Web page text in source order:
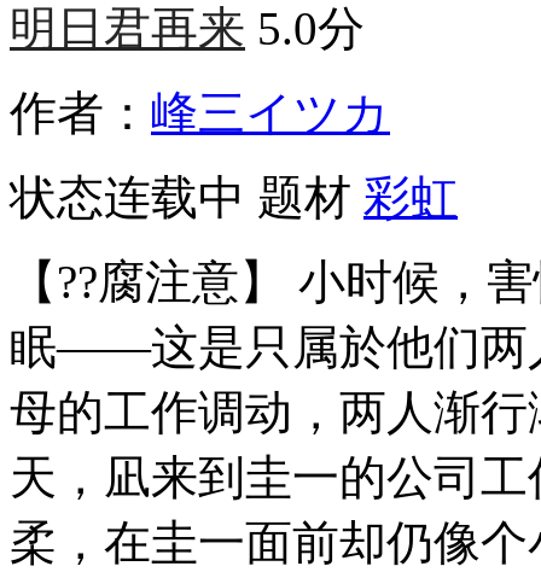
明日君再来 5.0分
作者： 峰三イツカ
状态连载中 题材 彩虹
【??腐注意】 小时候，
眠——这是只属於他们两
母的工作调动，两人渐
天，凪来到圭一的公司
柔，在圭一面前却仍像